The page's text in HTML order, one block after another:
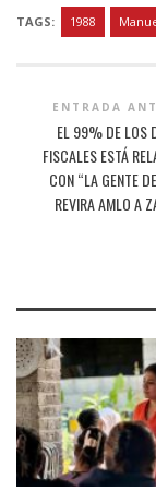
TAGS: 1988
ENTRADA
EL 99% DE LOS
FISCALES ESTÁ
CON “LA GENTE
REVIRA AMLO A